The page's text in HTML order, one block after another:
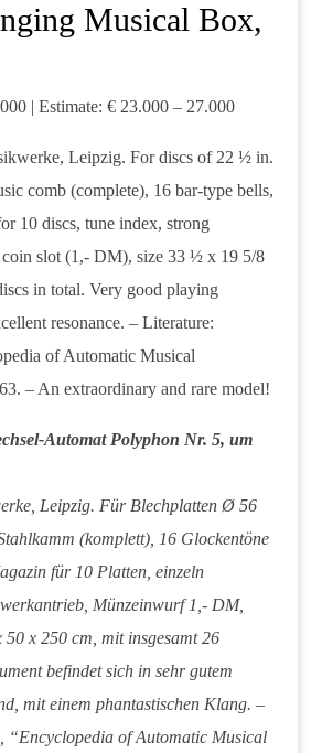
Musical Box,
| Estimate: € 23.000 – 27.000
Leipzig. For discs of 22 ½ in.
comb (complete), 16 bar-type bells,
10 discs, tune index, strong
slot (1,- DM), size 33 ½ x 19 5/8
in total. Very good playing
resonance. – Literature:
of Automatic Musical
– An extraordinary and rare model!
Automat Polyphon Nr. 5, um
Leipzig. Für Blechplatten Ø 56
(komplett), 16 Glockentöne
für 10 Platten, einzeln
Münzeinwurf 1,- DM,
50 x 250 cm, mit insgesamt 26
befindet sich in sehr gutem
mit einem phantastischen Klang. –
“Encyclopedia of Automatic Musical